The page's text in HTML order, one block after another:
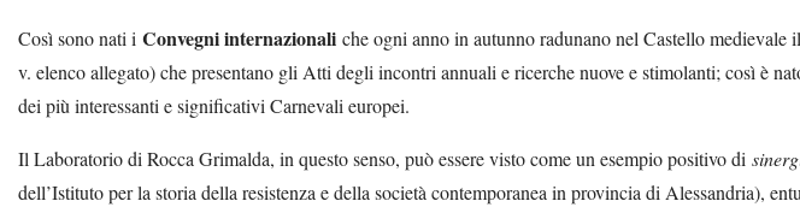
Così sono nati i Convegni internazionali che ogni anno in autunno radunano nel Castello
v. elenco allegato) che presentano gli Atti degli incontri annuali e ricerche nuove e stimolanti; così è
dei più interessanti e significativi Carnevali europei.
Il Laboratorio di Rocca Grimalda, in questo senso, può essere visto come un esempio positivo di
dell’Istituto per la storia della resistenza e della società contemporanea in provincia di Alessandria),